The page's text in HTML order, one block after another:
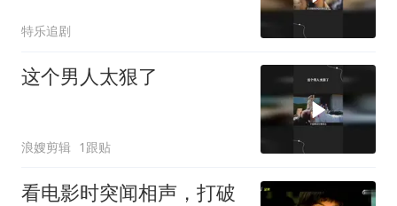
特乐追剧
这个男人太狠了
浪嫂剪辑 1跟贴
看电影时突闻相声，打破